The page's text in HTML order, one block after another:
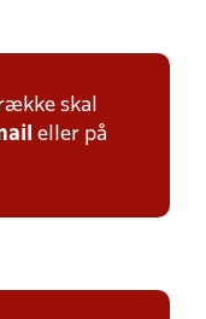
skal
eller på